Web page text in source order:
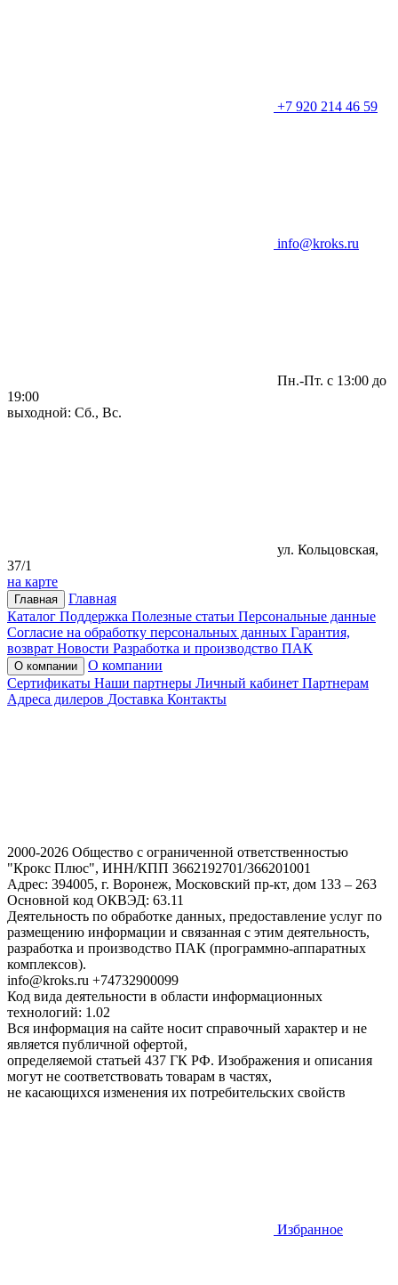
+7 920 214 46 59
info@kroks.ru
Пн.-Пт. с 13:00 до
19:00
выходной: Сб., Вс.
ул. Кольцовская,
37/1
на карте
Главная
Главная
Каталог Поддержка Полезные статьи Персональные данные
Согласие на обработку персональных данных Гарантия,
возврат Новости Разработка и производство ПАК
О компании
О компании
Сертификаты Наши партнеры Личный кабинет Партнерам
Адреса дилеров Доставка Контакты
2000-2026 Общество с ограниченной ответственностью
"Крокс Плюс", ИНН/КПП 3662192701/366201001
Адрес: 394005, г. Воронеж, Московский пр-кт, дом 133 – 263
Основной код ОКВЭД: 63.11
Деятельность по обработке данных, предоставление услуг по
размещению информации и связанная с этим деятельность,
разработка и производство ПАК (программно-аппаратных
комплексов).
info@kroks.ru +74732900099
Код вида деятельности в области информационных
технологий: 1.02
Вся информация на сайте носит справочный характер и не
является публичной офертой,
определяемой статьей 437 ГК РФ. Изображения и описания
могут не соответствовать товарам в частях,
не касающихся изменения их потребительских свойств
Избранное